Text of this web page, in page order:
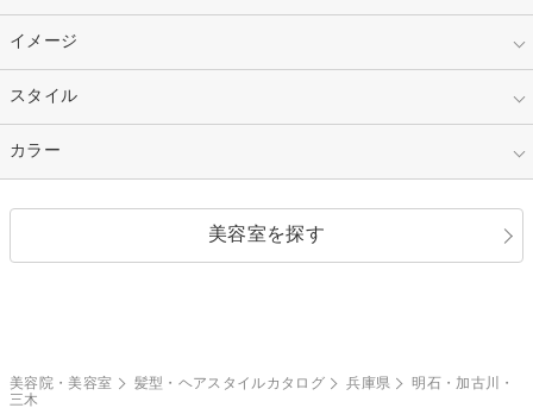
30代
ショート
セミロング
指定なし
カラー
縮毛矯正
イメージ
指定なし
キュート
ストリート
スタイル
指定なし
ポニーテール
カラー
美容室を探す
美容院・美容室 髪型・ヘアスタイルカタログ 兵庫県
明石・加古川・
三木